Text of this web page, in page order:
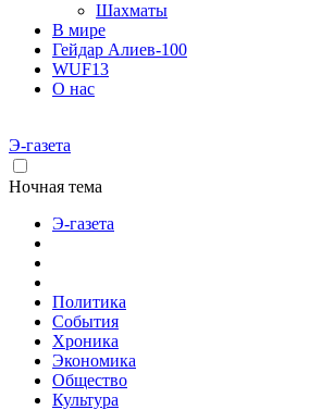
Шахматы
В мире
Гейдар Алиев-100
WUF13
О нас
Э-газета
Ночная тема
Э-газета
Политика
События
Хроника
Экономика
Общество
Культура